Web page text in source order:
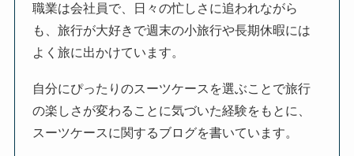
職業は会社員で、日々の忙しさに追われながら
も、旅行が大好きで週末の小旅行や長期休暇には
よく旅に出かけています。
自分にぴったりのスーツケースを選ぶことで旅行
の楽しさが変わることに気づいた経験をもとに、
スーツケースに関するブログを書いています。